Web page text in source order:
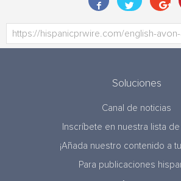
Soluciones
Canal de noticias
Inscríbete en nuestra lista
¡Añada nuestro contenido a
Para publicaciones